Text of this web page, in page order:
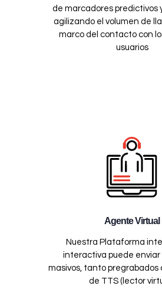
de marcadores predictivos
agilizando el volumen de
marco del contacto con
usuarios
Agente Virtual
Nuestra Plataforma
interactiva puede enviar
masivos, tanto pregrabados
de TTS (lector